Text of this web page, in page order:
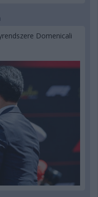
Domenicali